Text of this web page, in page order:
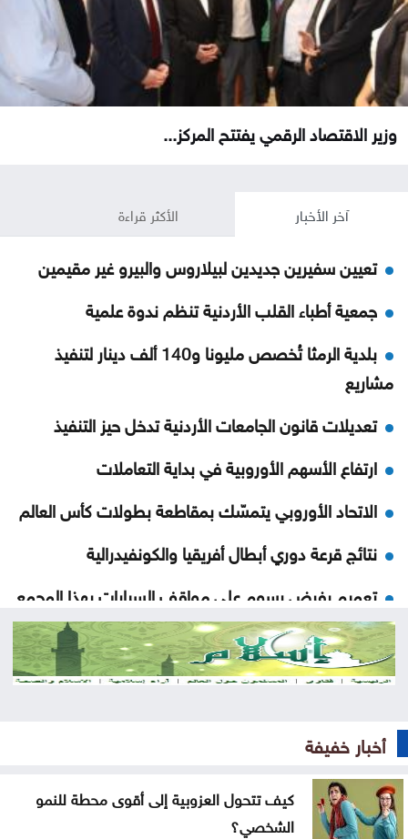
وزير الاقتصاد الرقمي يفتتح المركز...
آخر الأخبار الأكثر قراءة
تعيين سفيرين جديدين لبيلاروس والبيرو غير مقيمين
جمعية أطباء القلب الأردنية تنظم ندوة علمية
بلدية الرمثا تُخصص مليونا و140 ألف دينار لتنفيذ
مشاريع
تعديلات قانون الجامعات الأردنية تدخل حيز التنفيذ
ارتفاع الأسهم الأوروبية في بداية التعاملات
الاتحاد الأوروبي يتمسّك بمقاطعة بطولات كأس العالم
نتائج قرعة دوري أبطال أفريقيا والكونفيدرالية
تعميم بفرض رسوم على مواقف السيارات بهذا المجمع
إنجازات التنمية الاجتماعية لشهر تموز .. تقرير
دعوة للأردنيين الراغبين بالاستفادة من خدمات الضمان
ضبط بئر مخالفة واعتداءات على المياه بوادي السير
ومعان
افتتاح مركز الخدمات الحكومي في عجلون
أخبار خفيفة
كيف تتحول العزوبية إلى أقوى محطة للنمو
الشخصي؟